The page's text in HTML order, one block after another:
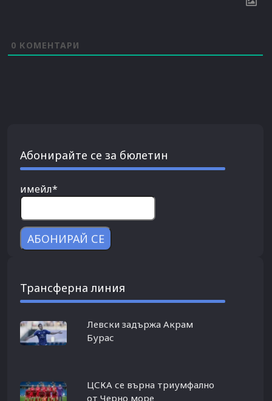
0 КОМЕНТАРИ
Абонирайте се за бюлетин
имейл*
Трансферна линия
Левски задържа Акрам
Бурас
ЦСКА се върна триумфално
от Черно море